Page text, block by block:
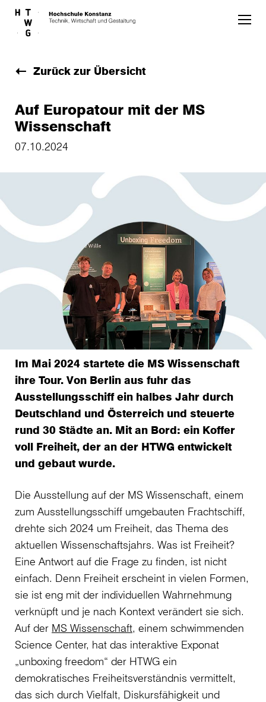
Skip to main content
Zurück zur Übersicht
Auf Europatour mit der MS
Wissenschaft
07.10.2024
Im Mai 2024 startete die MS Wissenschaft
ihre Tour. Von Berlin aus fuhr das
Ausstellungsschiff ein halbes Jahr durch
Deutschland und Österreich und steuerte
rund 30 Städte an. Mit an Bord: ein Koffer
voll Freiheit, der an der HTWG entwickelt
und gebaut wurde.
Die Ausstellung auf der MS Wissenschaft, einem
zum Ausstellungsschiff umgebauten Frachtschiff,
drehte sich 2024 um Freiheit, das Thema des
aktuellen Wissenschaftsjahrs. Was ist Freiheit?
Eine Antwort auf die Frage zu finden, ist nicht
einfach. Denn Freiheit erscheint in vielen Formen,
sie ist eng mit der individuellen Wahrnehmung
verknüpft und je nach Kontext verändert sie sich.
Auf der MS Wissenschaft, einem schwimmenden
Science Center, hat das interaktive Exponat
„unboxing freedom“ der HTWG ein
demokratisches Freiheitsverständnis vermittelt,
das sich durch Vielfalt, Diskursfähigkeit und